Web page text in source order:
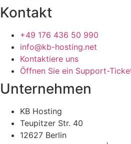
Kontakt
+49 176 436 50 990
info@kb-hosting.net
Kontaktiere uns
Öffnen Sie ein Support-
Unternehmen
KB Hosting
Teupitzer Str. 40
12627 Berlin